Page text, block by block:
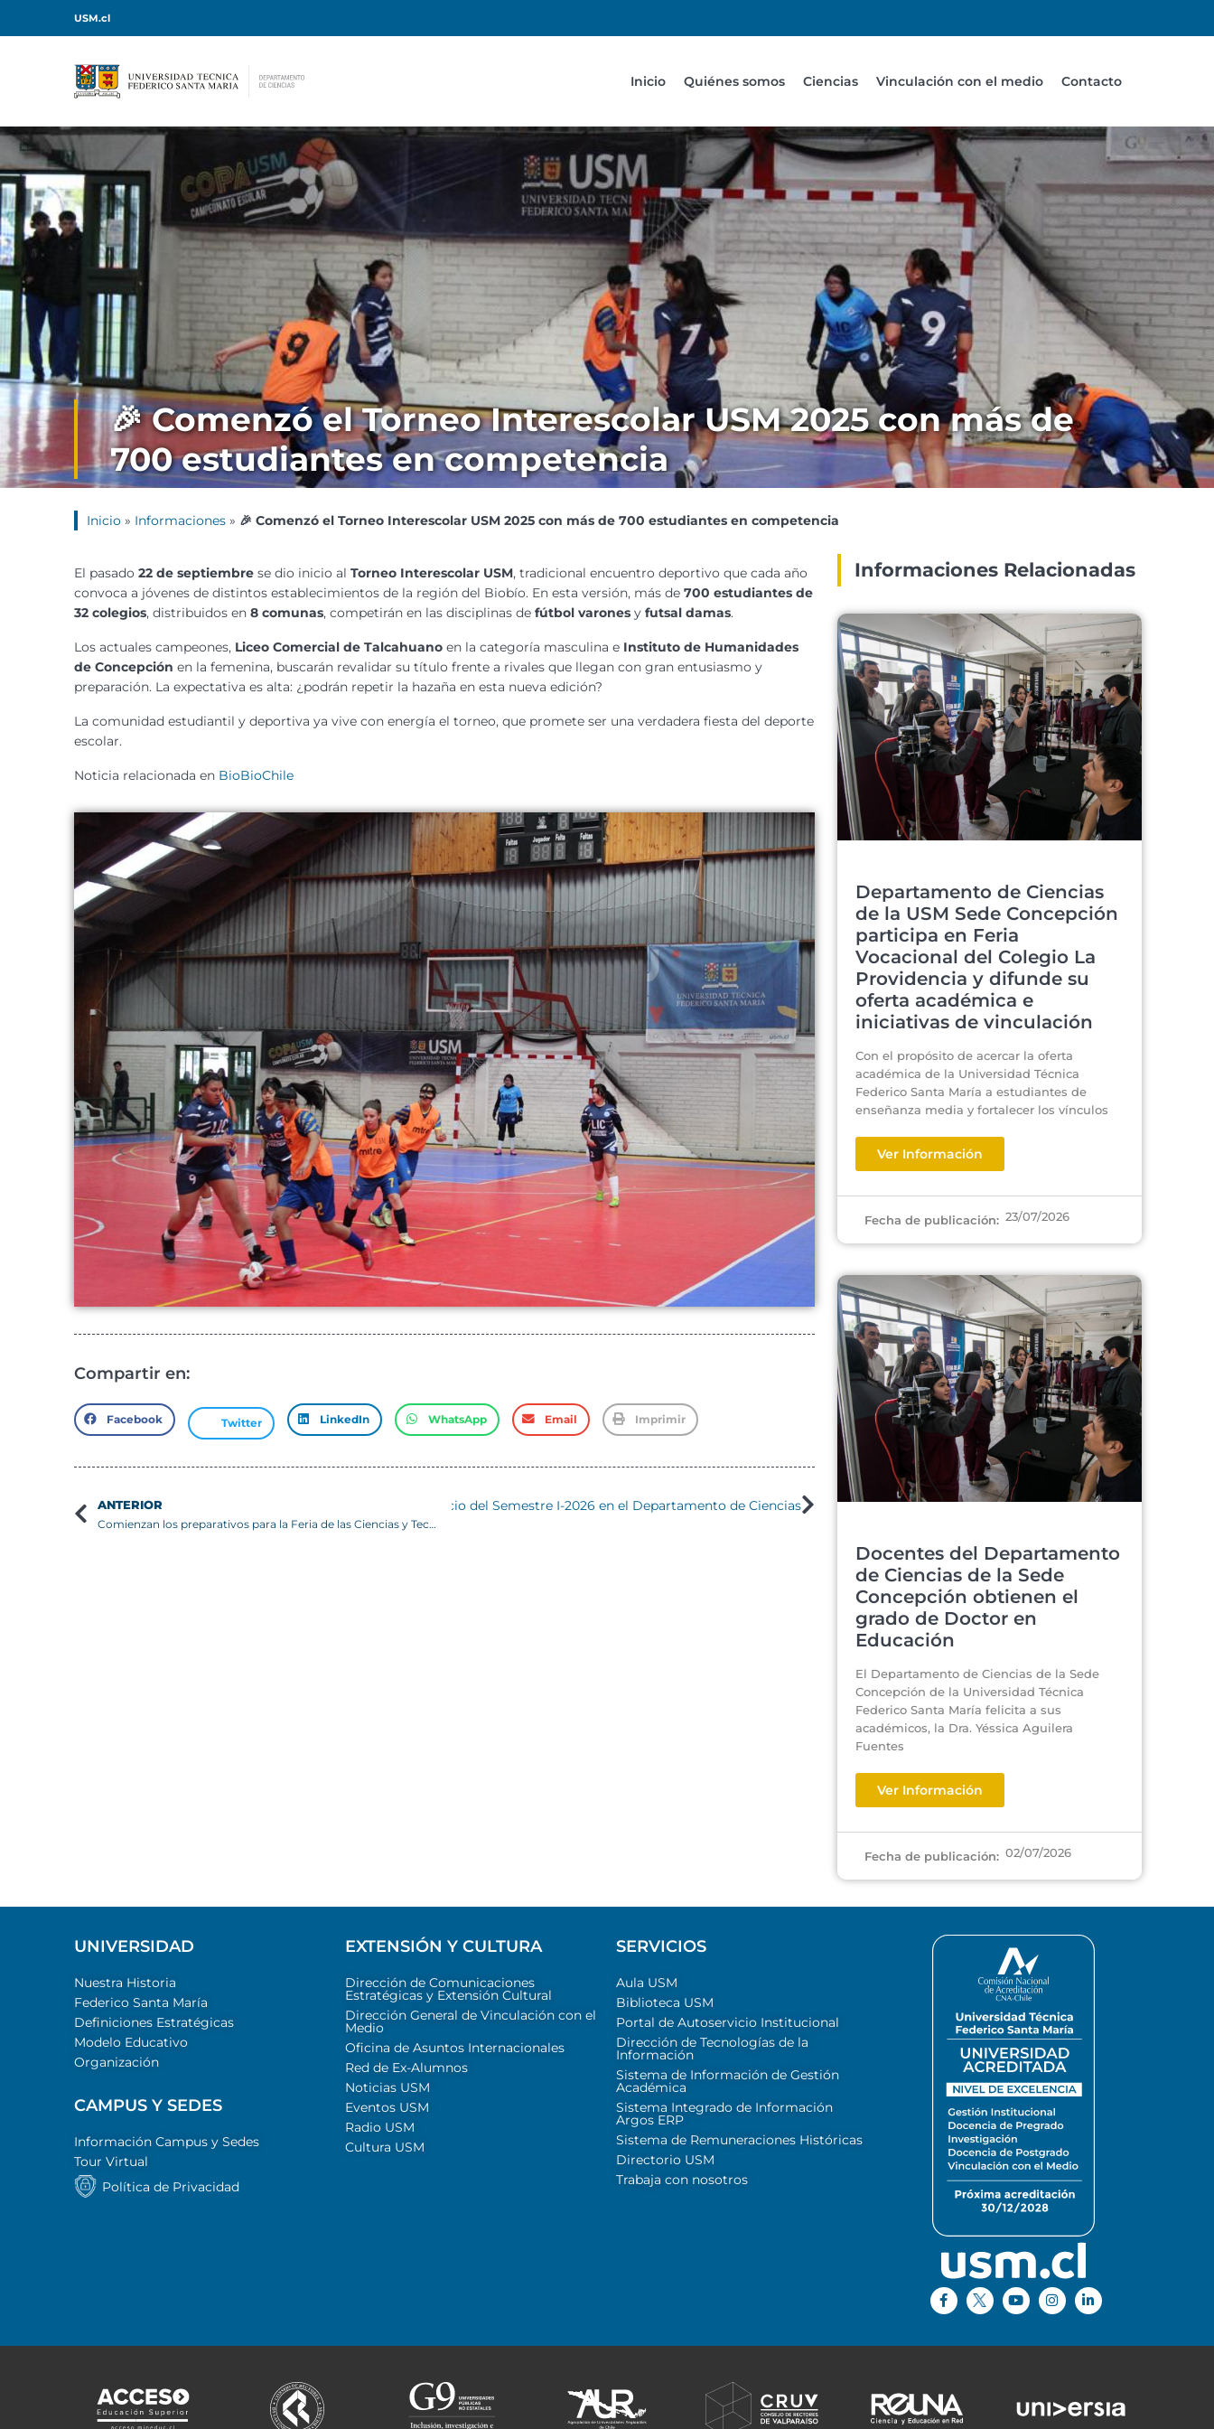
USM.cl
Inicio Quiénes somos Ciencias Vinculación con el medio Contacto
🎉 Comenzó el Torneo Interescolar USM 2025 con más de
700 estudiantes en competencia
Inicio » Informaciones » 🎉 Comenzó el Torneo Interescolar USM 2025 con más de 700 estudiantes en competencia
El pasado 22 de septiembre se dio inicio al Torneo Interescolar USM, tradicional encuentro deportivo que cada año
convoca a jóvenes de distintos establecimientos de la región del Biobío. En esta versión, más de 700 estudiantes de
32 colegios, distribuidos en 8 comunas, competirán en las disciplinas de fútbol varones y futsal damas.
Los actuales campeones, Liceo Comercial de Talcahuano en la categoría masculina e Instituto de Humanidades
de Concepción en la femenina, buscarán revalidar su título frente a rivales que llegan con gran entusiasmo y
preparación. La expectativa es alta: ¿podrán repetir la hazaña en esta nueva edición?
La comunidad estudiantil y deportiva ya vive con energía el torneo, que promete ser una verdadera fiesta del deporte
escolar.
Noticia relacionada en BioBioChile
Compartir en:
Facebook Twitter LinkedIn WhatsApp Email Imprimir
ANTERIOR
Comienzan los preparativos para la Feria de las Ciencias y Tecnología 2025 en la USM Sede Concepción
Reunión de Inicio del Semestre I-2026 en el Departamento de Ciencias
Informaciones Relacionadas
Departamento de Ciencias
de la USM Sede Concepción
participa en Feria
Vocacional del Colegio La
Providencia y difunde su
oferta académica e
iniciativas de vinculación
Con el propósito de acercar la oferta
académica de la Universidad Técnica
Federico Santa María a estudiantes de
enseñanza media y fortalecer los vínculos
Ver Información
Fecha de publicación: 23/07/2026
Docentes del Departamento
de Ciencias de la Sede
Concepción obtienen el
grado de Doctor en
Educación
El Departamento de Ciencias de la Sede
Concepción de la Universidad Técnica
Federico Santa María felicita a sus
académicos, la Dra. Yéssica Aguilera
Fuentes
Ver Información
Fecha de publicación: 02/07/2026
UNIVERSIDAD
Nuestra Historia
Federico Santa María
Definiciones Estratégicas
Modelo Educativo
Organización
CAMPUS Y SEDES
Información Campus y Sedes
Tour Virtual
Política de Privacidad
EXTENSIÓN Y CULTURA
Dirección de Comunicaciones
Estratégicas y Extensión Cultural
Dirección General de Vinculación con el
Medio
Oficina de Asuntos Internacionales
Red de Ex-Alumnos
Noticias USM
Eventos USM
Radio USM
Cultura USM
SERVICIOS
Aula USM
Biblioteca USM
Portal de Autoservicio Institucional
Dirección de Tecnologías de la
Información
Sistema de Información de Gestión
Académica
Sistema Integrado de Información
Argos ERP
Sistema de Remuneraciones Históricas
Directorio USM
Trabaja con nosotros